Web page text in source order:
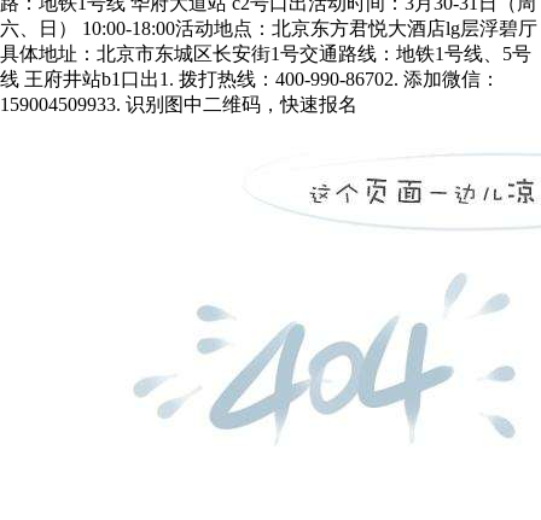
六、日） 10:00-18:00活动地点：北京东方君悦大酒店lg层浮碧厅
具体地址：北京市东城区长安街1号交通路线：地铁1号线、5号
线 王府井站b1口出1. 拨打热线：400-990-86702. 添加微信：
159004509933. 识别图中二维码，快速报名